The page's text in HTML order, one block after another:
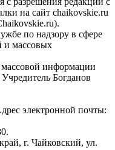
на сайт chaikovskie.ru
по надзору в сфере
и массовых
массовой информации
Богданов
электронной почты:
г. Чайковский, ул.